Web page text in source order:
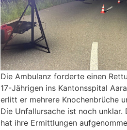
Die Ambulanz forderte einen
17-Jährigen ins Kantonsspital
erlitt er mehrere Knochenbrüche
Die Unfallursache ist noch unklar.
hat ihre Ermittlungen